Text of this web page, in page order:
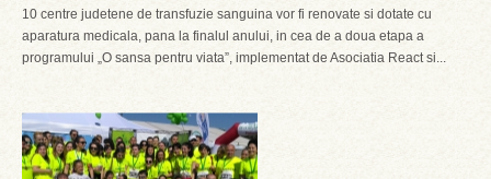
10 centre judetene de transfuzie sanguina vor fi renovate si dotate cu
aparatura medicala, pana la finalul anului, in cea de a doua etapa a
programului „O sansa pentru viata”, implementat de Asociatia React si...